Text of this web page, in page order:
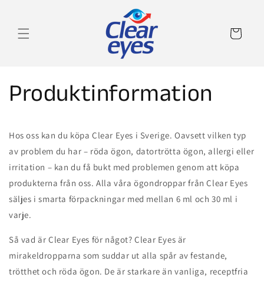
innehåll
Varukorg
Produktinformation
Hos oss kan du köpa Clear Eyes i Sverige. Oavsett vilken typ
av problem du har – röda ögon, datortrötta ögon, allergi eller
irritation – kan du få bukt med problemen genom att köpa
produkterna från oss. Alla våra ögondroppar från Clear Eyes
säljes i smarta förpackningar med mellan 6 ml och 30 ml i
varje.
Så vad är Clear Eyes för något? Clear Eyes är
mirakeldropparna som suddar ut alla spår av festande,
trötthet och röda ögon. De är starkare än vanliga, receptfria